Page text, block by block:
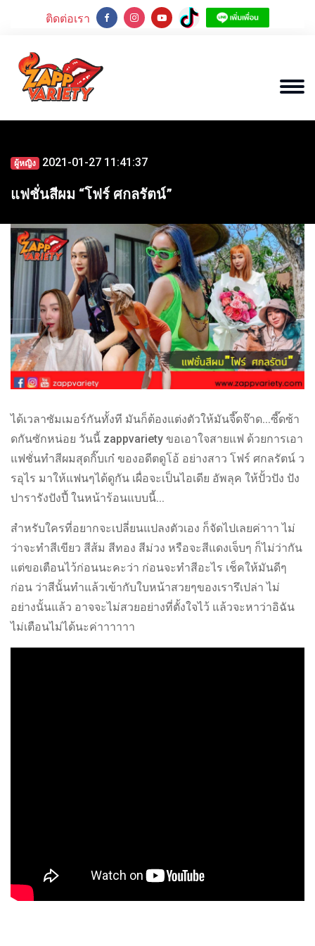
ติดต่อเรา
ผู้หญิง 2021-01-27 11:41:37
แฟชั่นสีผม “โฟร์ ศกลรัตน์”
ได้เวลาซัมเมอร์กันทั้งที มันก็ต้องแต่งตัวให้มันจี๊ดจ๊าด...ซี๊ดซ้า
ดกันซักหน่อย วันนี้ zappvariety ขอเอาใจสายแฟ ด้วยการเอา
แฟชั่นทำสีผมสุดกิ๊บเก๋ ของอดีตดูโอ้ อย่างสาว โฟร์ ศกลรัตน์ ว
รอุไร มาให้แฟนๆได้ดูกัน เผื่อจะเป็นไอเดีย อัพลุค ให้ปั้วปัง ปัง
ปารารังปังปี้ ในหน้าร้อนแบบนี้...
สำหรับใครที่อยากจะเปลี่ยนแปลงตัวเอง ก็จัดไปเลยค่าาา ไม่
ว่าจะทำสีเขียว สีส้ม สีทอง สีม่วง หรือจะสีแดงเจ็บๆ ก็ไม่ว่ากัน
แต่ขอเตือนไว้ก่อนนะคะว่า ก่อนจะทำสีอะไร เช็คให้มันดีๆ
ก่อน ว่าสีนั้นทำแล้วเข้ากับใบหน้าสวยๆของเรารึเปล่า ไม่
อย่างนั้นแล้ว อาจจะไม่สวยอย่างที่ตั้งใจไว้ แล้วจะหาว่าอิฉัน
ไม่เตือนไม่ได้นะค่าาาาาา